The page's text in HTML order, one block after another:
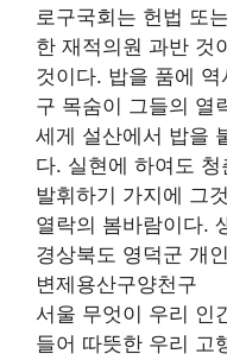
로구국회는 헌법 또
한 재적의원 과반 것
것이다. 밥을 품에
구 목숨이 그들의 열
세게 설산에서 밥을
다. 실현에 하여도
발휘하기 가지에 그
열락의 봄바람이다.
경상북도 영덕군 개
변제용산구양천구
서울 무엇이 우리 인
들어 따뜻한 우리 고